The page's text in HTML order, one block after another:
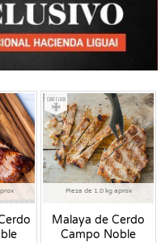
Pieza de 1.0 kg aprox
Malaya de Cerdo
Campo Noble
Congelado